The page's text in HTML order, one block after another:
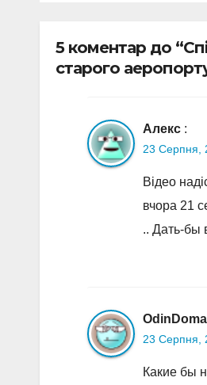
набір
5 коментар до
старого
Алекс :
23 Серпня,
Відео
вчора 21
.. Дать-бы
OdinDoma
23 Серпня,
Какие бы